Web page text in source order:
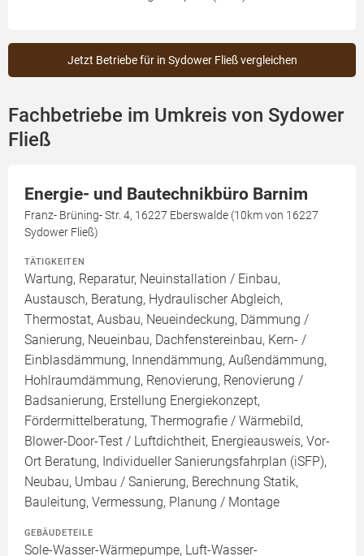
Jetzt Betriebe für in Sydower Fließ vergleichen
Fachbetriebe im Umkreis von Sydower
Fließ
Energie- und Bautechnikbüro Barnim
Franz- Brüning- Str. 4, 16227 Eberswalde (10km von 16227
Sydower Fließ)
TÄTIGKEITEN
Wartung, Reparatur, Neuinstallation / Einbau,
Austausch, Beratung, Hydraulischer Abgleich,
Thermostat, Ausbau, Neueindeckung, Dämmung /
Sanierung, Neueinbau, Dachfenstereinbau, Kern- /
Einblasdämmung, Innendämmung, Außendämmung,
Hohlraumdämmung, Renovierung, Renovierung /
Badsanierung, Erstellung Energiekonzept,
Fördermittelberatung, Thermografie / Wärmebild,
Blower-Door-Test / Luftdichtheit, Energieausweis, Vor-
Ort Beratung, Individueller Sanierungsfahrplan (iSFP),
Neubau, Umbau / Sanierung, Berechnung Statik,
Bauleitung, Vermessung, Planung / Montage
GEBÄUDETEILE
Sole-Wasser-Wärmepumpe, Luft-Wasser-